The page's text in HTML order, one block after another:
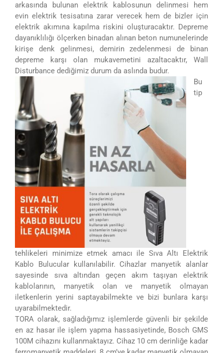
arkasında bulunan elektrik kablosunun delinmesi hem
evin elektrik tesisatına zarar verecek hem de bizler için
elektrik akımına kapılma riskini oluşturacaktır. Depreme
dayanıklılığı ölçerken binadan alınan beton numunelerinde
kirişe denk gelinmesi, demirin zedelenmesi de binan
depreme karşı olan mukavemetini azaltacaktır, Wall
Disturbance dediğimiz durum da aslında budur.
Bu
tip
tehlikeleri minimize etmek amacı ile Sıva Altı Elektrik
Kablo Bulucular kullanılabilir. Cihazlar manyetik alanlar
sayesinde sıva altından geçen akım taşıyan elektrik
kablolarının, manyetik olan ve manyetik olmayan
iletkenlerin yerini saptayabilmekte ve bizi bunlara karşı
uyarabilmektedir.
TORA olarak, sağladığımız işlemlerde güvenli bir şekilde
en az hasar ile işlem yapma hassasiyetinde, Bosch GMS
100M cihazını kullanmaktayız. Cihaz 10 cm derinliğe kadar